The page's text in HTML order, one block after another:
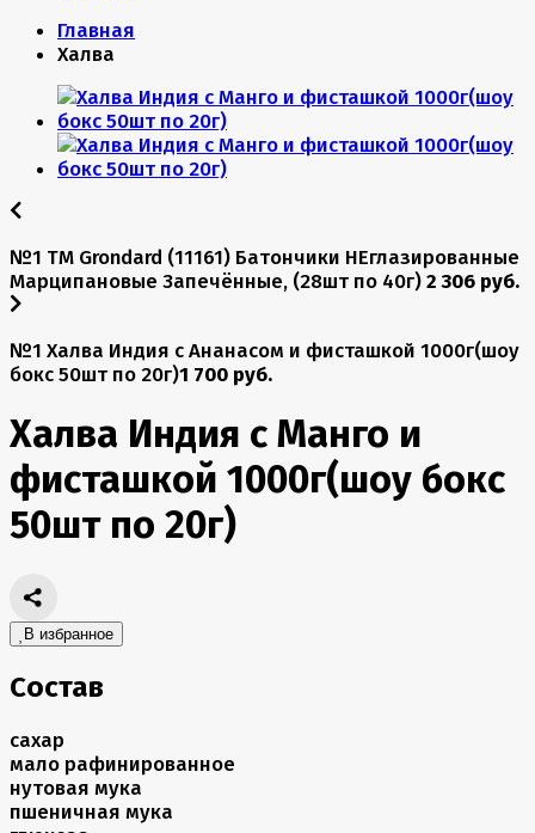
Главная
Халва
№1 TM Grondard (11161) Батончики НЕглазированные
Марципановые Запечённые, (28шт по 40г) 2 306 руб.
№1 Халва Индия с Ананасом и фисташкой 1000г(шоу
бокс 50шт по 20г)1 700 руб.
Халва Индия с Манго и
фисташкой 1000г(шоу бокс
50шт по 20г)
В избранное
Состав
сахар
мало рафинированное
нутовая мука
пшеничная мука